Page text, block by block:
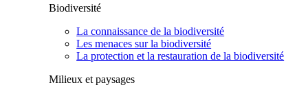
Biodiversité
La connaissance de la biodiversité
Les menaces sur la biodiversité
La protection et la restauration de la biodiversité
Milieux et paysages